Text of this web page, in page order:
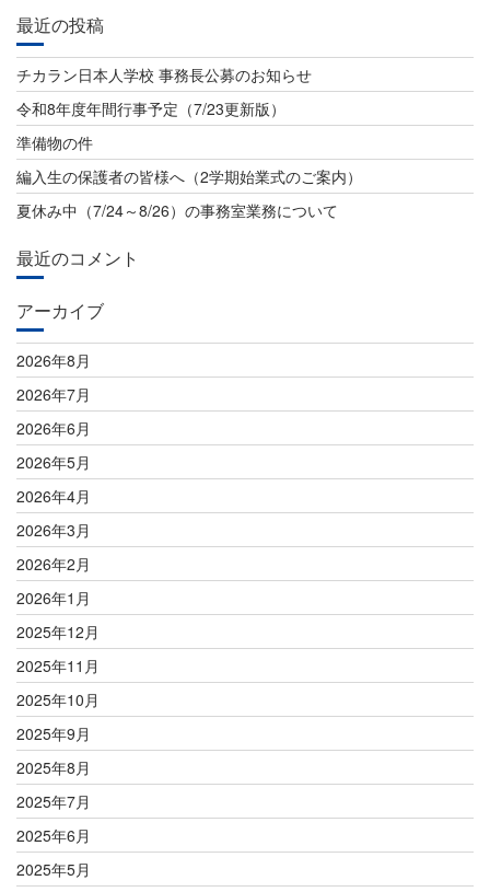
ビ
ゲ
ー
シ
ョ
ン
最近の投稿
チカラン日本人学校 事務長公募のお知らせ
令和8年度年間行事予定（7/23更新版）
準備物の件
編入生の保護者の皆様へ（2学期始業式のご案内）
夏休み中（7/24～8/26）の事務室業務について
最近のコメント
アーカイブ
2026年8月
2026年7月
2026年6月
2026年5月
2026年4月
2026年3月
2026年2月
2026年1月
2025年12月
2025年11月
2025年10月
2025年9月
2025年8月
2025年7月
2025年6月
2025年5月